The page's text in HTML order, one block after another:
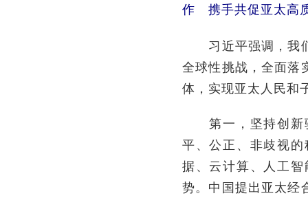
作 携手共促亚太高
习近平强调，我们
全球性挑战，全面落
体，实现亚太人民和
第一，坚持创新
平、公正、非歧视
据、云计算、人工
势。中国提出亚太经